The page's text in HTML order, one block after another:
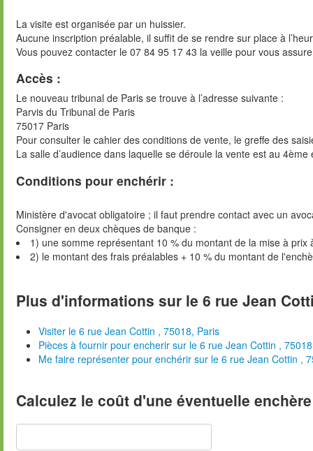
La visite est organisée par un huissier.
Aucune inscription préalable, il suffit de se rendre sur place à
Vous pouvez contacter le 07 84 95 17 43 la veille pour vous
Accès :
Le nouveau tribunal de Paris se trouve à l’adresse suivante :
Parvis du Tribunal de Paris
75017 Paris
Pour consulter le cahier des conditions de vente, le greffe des
La salle d’audience dans laquelle se déroule la vente est au 4ème
Conditions pour enchérir :
Ministère d'avocat obligatoire ; il faut prendre contact avec un
Consigner en deux chèques de banque :
1) une somme représentant 10 % du montant de la mise à
2) le montant des frais préalables + 10 % du montant de
Plus d'informations sur le 6 rue Jean
Visiter le 6 rue Jean Cottin , 75018, Paris
Pièces à fournir pour encherir sur le 6 rue Jean Cottin ,
Me faire représenter pour enchérir sur le 6 rue Jean Cottin ,
Calculez le coût d'une éventuelle